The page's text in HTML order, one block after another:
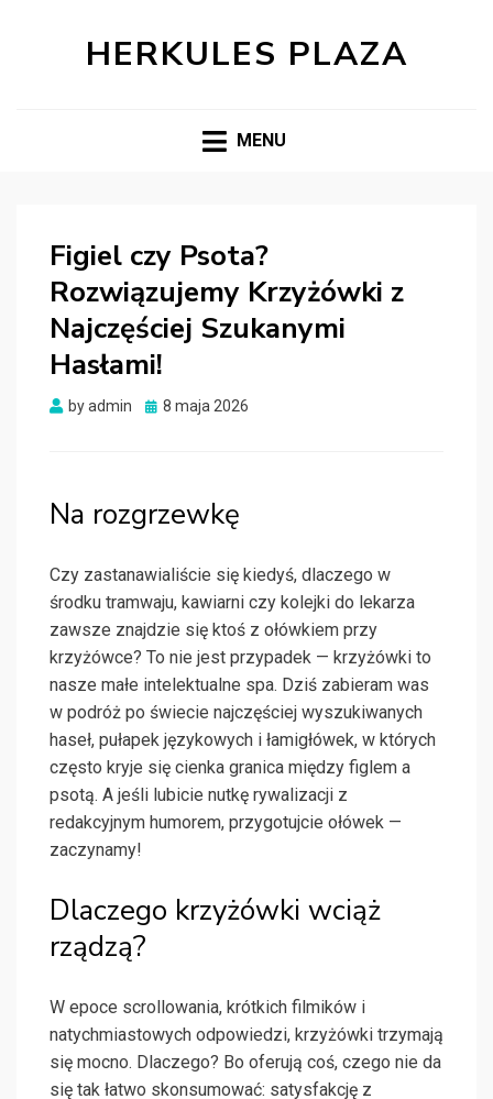
HERKULES PLAZA
MENU
Figiel czy Psota?
Rozwiązujemy Krzyżówki z
Najczęściej Szukanymi
Hasłami!
byadmin
Posted
8 maja 2026
Na rozgrzewkę
Czy zastanawialiście się kiedyś, dlaczego w
środku tramwaju, kawiarni czy kolejki do lekarza
zawsze znajdzie się ktoś z ołówkiem przy
krzyżówce? To nie jest przypadek — krzyżówki to
nasze małe intelektualne spa. Dziś zabieram was
w podróż po świecie najczęściej wyszukiwanych
haseł, pułapek językowych i łamigłówek, w których
często kryje się cienka granica między figlem a
psotą. A jeśli lubicie nutkę rywalizacji z
redakcyjnym humorem, przygotujcie ołówek —
zaczynamy!
Dlaczego krzyżówki wciąż
rządzą?
W epoce scrollowania, krótkich filmików i
natychmiastowych odpowiedzi, krzyżówki trzymają
się mocno. Dlaczego? Bo oferują coś, czego nie da
się tak łatwo skonsumować: satysfakcję z